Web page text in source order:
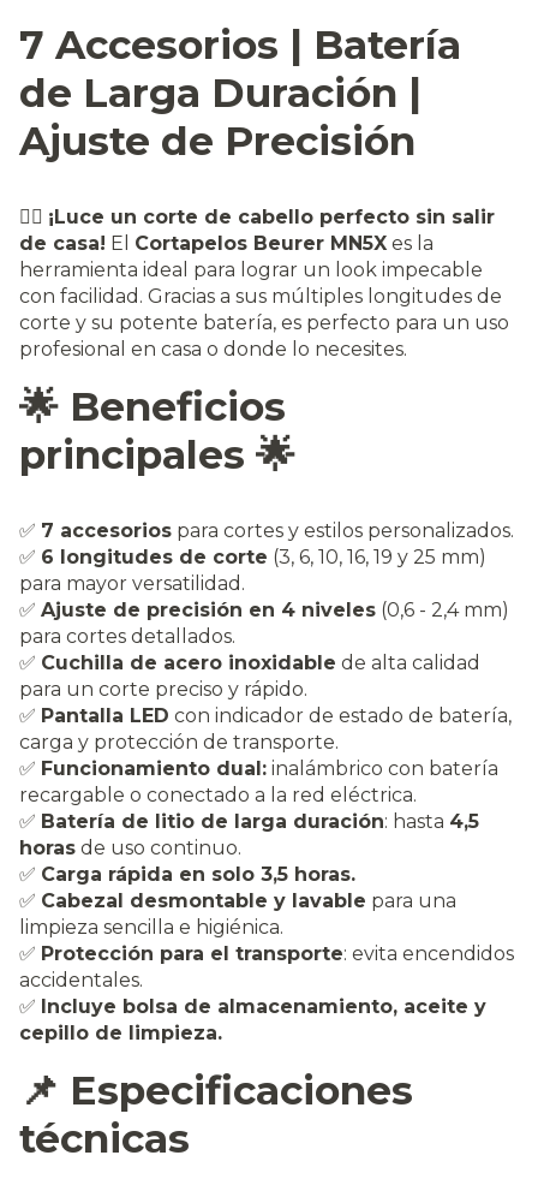
7 Accesorios | Batería
de Larga Duración |
Ajuste de Precisión
💇‍♂️ ¡Luce un corte de cabello perfecto sin salir
de casa! El Cortapelos Beurer MN5X es la
herramienta ideal para lograr un look impecable
con facilidad. Gracias a sus múltiples longitudes de
corte y su potente batería, es perfecto para un uso
profesional en casa o donde lo necesites.
🌟 Beneficios
principales 🌟
✅ 7 accesorios para cortes y estilos personalizados.
✅ 6 longitudes de corte (3, 6, 10, 16, 19 y 25 mm)
para mayor versatilidad.
✅ Ajuste de precisión en 4 niveles (0,6 - 2,4 mm)
para cortes detallados.
✅ Cuchilla de acero inoxidable de alta calidad
para un corte preciso y rápido.
✅ Pantalla LED con indicador de estado de batería,
carga y protección de transporte.
✅ Funcionamiento dual: inalámbrico con batería
recargable o conectado a la red eléctrica.
✅ Batería de litio de larga duración: hasta 4,5
horas de uso continuo.
✅ Carga rápida en solo 3,5 horas.
✅ Cabezal desmontable y lavable para una
limpieza sencilla e higiénica.
✅ Protección para el transporte: evita encendidos
accidentales.
✅ Incluye bolsa de almacenamiento, aceite y
cepillo de limpieza.
📌 Especificaciones
técnicas